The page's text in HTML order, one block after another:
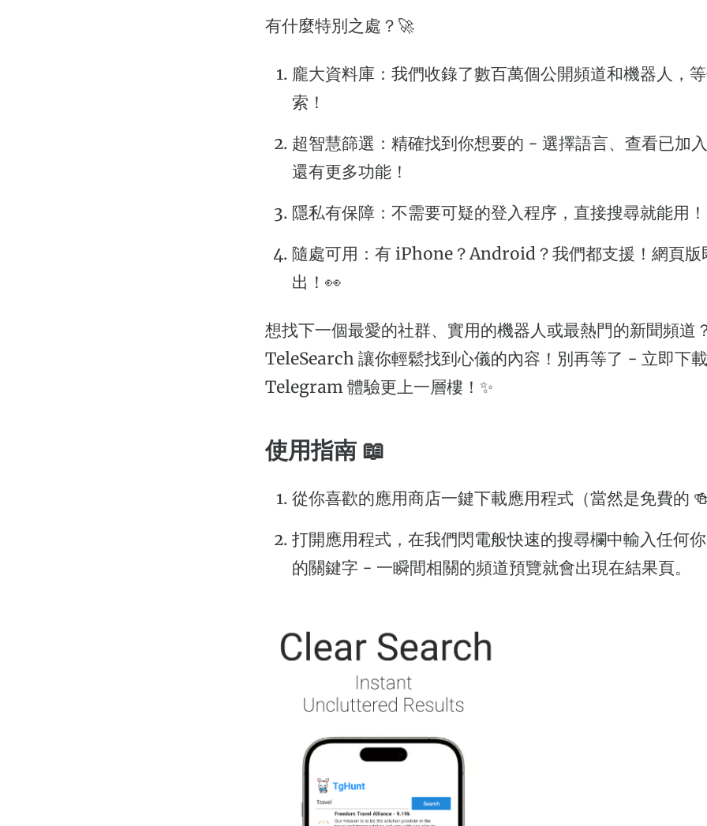
有什麼特別之處？🚀
龐大資料庫：我們收錄了數百萬個公開頻道和機器人，
索！
超智慧篩選：精確找到你想要的 - 選擇語言、查看已加入
還有更多功能！
隱私有保障：不需要可疑的登入程序，直接搜尋就能用！
隨處可用：有 iPhone？Android？我們都支援！網頁版
出！👀
想找下一個最愛的社群、實用的機器人或最熱門的新聞頻道
TeleSearch 讓你輕鬆找到心儀的內容！別再等了 - 立即下
Telegram 體驗更上一層樓！✨
使用指南 📖
從你喜歡的應用商店一鍵下載應用程式（當然是免費的 🍻
打開應用程式，在我們閃電般快速的搜尋欄中輸入任何
的關鍵字 - 一瞬間相關的頻道預覽就會出現在結果頁。